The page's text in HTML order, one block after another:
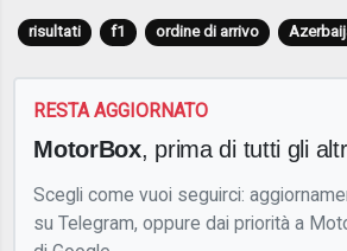
risultati f1 ordine di arrivo
RESTA AGGIORNATO
MotorBox, prima di tutti gli
Scegli come vuoi seguirci:
su Telegram, oppure dai priorità a